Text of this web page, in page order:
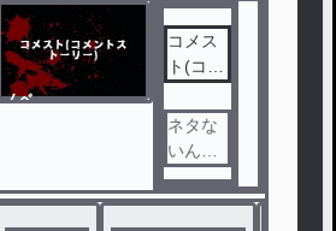
ノベ
コメス
ト(コメ
トーリ
ー)
ネタな
いんだ
けどね